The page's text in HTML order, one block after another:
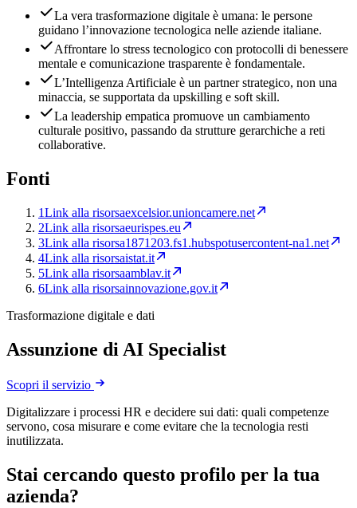
La vera trasformazione digitale è umana: le persone
guidano l’innovazione tecnologica nelle aziende italiane.
Affrontare lo stress tecnologico con protocolli di benessere
mentale e comunicazione trasparente è fondamentale.
L’Intelligenza Artificiale è un partner strategico, non una
minaccia, se supportata da upskilling e soft skill.
La leadership empatica promuove un cambiamento
culturale positivo, passando da strutture gerarchiche a reti
collaborative.
Fonti
1Link alla risorsaexcelsior.unioncamere.net
2Link alla risorsaeurispes.eu
3Link alla risorsa1871203.fs1.hubspotusercontent-na1.net
4Link alla risorsaistat.it
5Link alla risorsaamblav.it
6Link alla risorsainnovazione.gov.it
Trasformazione digitale e dati
Assunzione di AI Specialist
Scopri il servizio
Digitalizzare i processi HR e decidere sui dati: quali competenze
servono, cosa misurare e come evitare che la tecnologia resti
inutilizzata.
Stai cercando questo profilo per la tua
azienda?